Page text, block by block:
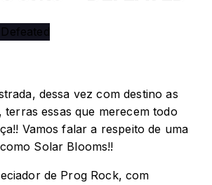
dessa vez com destino as
essas que merecem todo
Vamos falar a respeito de uma
Solar Blooms!!
de Prog Rock, com